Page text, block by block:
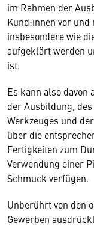
im Rahmen der
Kund:innen vor und
insbesondere wie
aufgeklärt werden
ist.
Es kann also davon
der Ausbildung,
Werkzeuges und
über die
Fertigkeiten zum
Verwendung einer
Schmuck verfügen.
Unberührt von den
Gewerben